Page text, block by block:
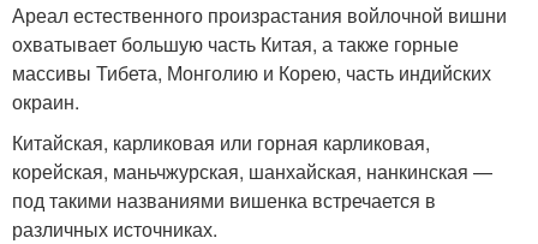
Ареал естественного произрастания войлочной вишни
охватывает большую часть Китая, а также горные
массивы Тибета, Монголию и Корею, часть индийских
окраин.
Китайская, карликовая или горная карликовая,
корейская, маньчжурская, шанхайская, нанкинская —
под такими названиями вишенка встречается в
различных источниках.